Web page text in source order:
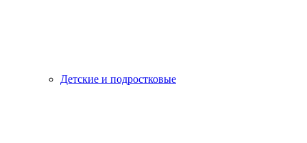
Детские и подростковые